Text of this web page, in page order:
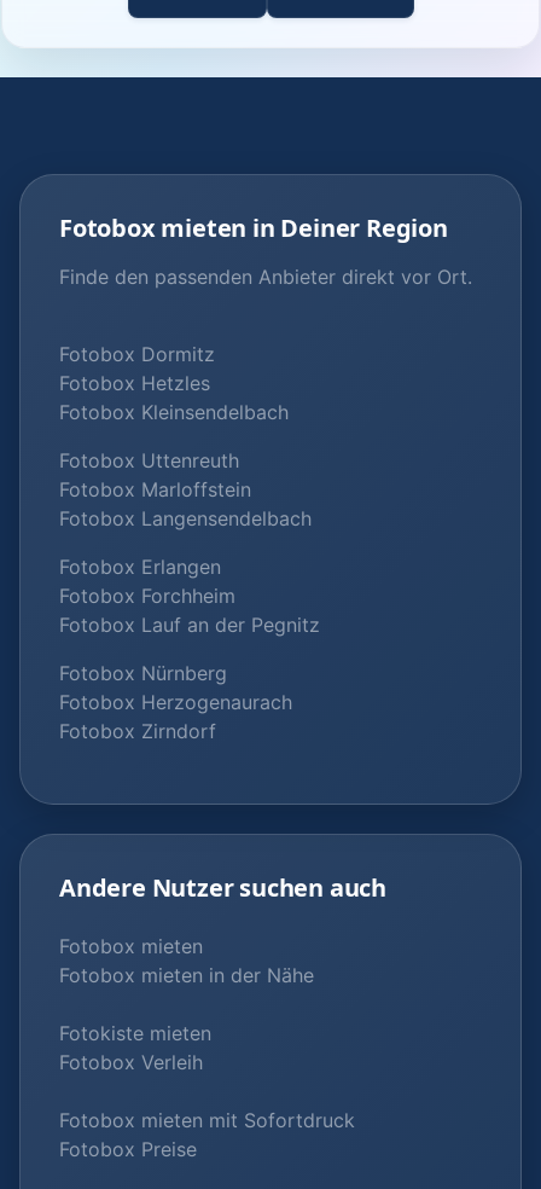
Fotobox mieten in Deiner Region
Finde den passenden Anbieter direkt vor Ort.
Fotobox Dormitz
Fotobox Hetzles
Fotobox Kleinsendelbach
Fotobox Uttenreuth
Fotobox Marloffstein
Fotobox Langensendelbach
Fotobox Erlangen
Fotobox Forchheim
Fotobox Lauf an der Pegnitz
Fotobox Nürnberg
Fotobox Herzogenaurach
Fotobox Zirndorf
Andere Nutzer suchen auch
Fotobox mieten
Fotobox mieten in der Nähe
Fotokiste mieten
Fotobox Verleih
Fotobox mieten mit Sofortdruck
Fotobox Preise